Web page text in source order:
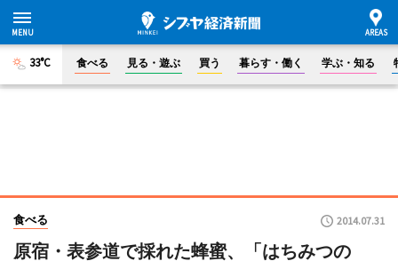
33°C 食べる 見る・遊ぶ 買う 暮らす・働く 学ぶ・知る
食べる 2014.07.31
原宿・表参道で採れた蜂蜜、「はちみつの